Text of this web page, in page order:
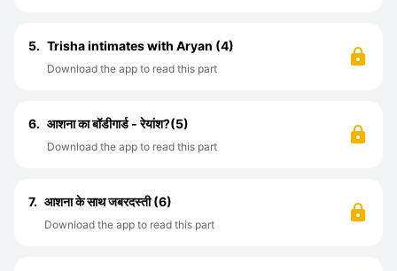
5. Trisha intimates with Aryan (4)
Download the app to read this part
6. आशना का बॉडीगार्ड - रेयांश?(5)
Download the app to read this part
7. आशना के साथ जबरदस्ती (6)
Download the app to read this part